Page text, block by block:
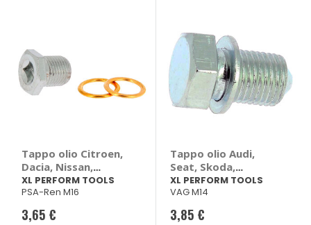
Tappo olio Citroen,
Dacia, Nissan,
Peugeot, Renault -
XL PERFORM TOOLS
XL PERFORM TOOLS
PSA-Ren M16
3,65 €
Tappo olio Audi,
Seat, Skoda,
Volkswagen - XL
PERFORM TOOLS
XL PERFORM TOOLS
VAG M14
3,85 €